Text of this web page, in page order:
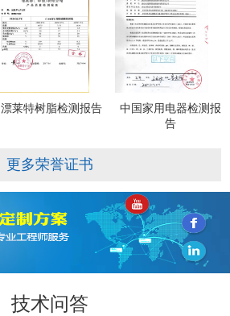
漂莱特树脂检测报告
中国家用电器检测报
告
更多荣誉证书
技术问答